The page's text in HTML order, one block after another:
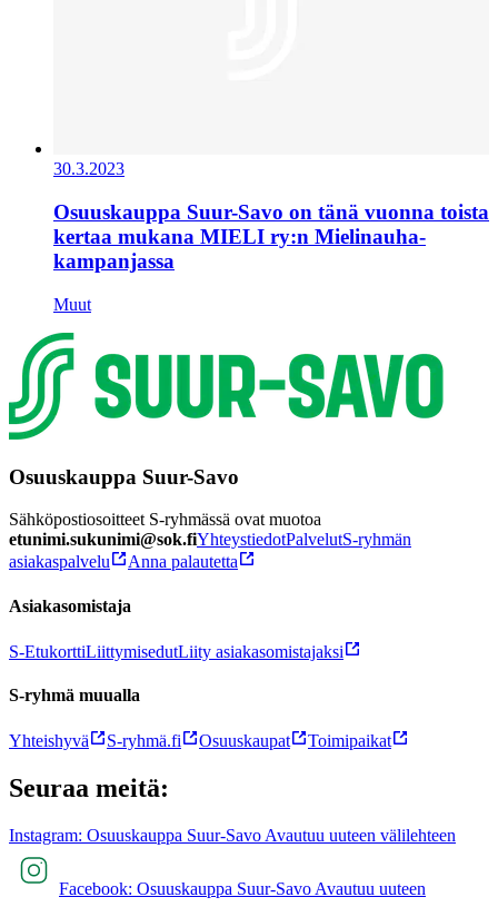
30.3.2023
Osuuskauppa Suur-Savo on tänä vuonna toista
kertaa mukana MIELI ry:n Mielinauha-
kampanjassa
Muut
Osuuskauppa Suur-Savo
Sähköpostiosoitteet S-ryhmässä ovat muotoa
etunimi.sukunimi@sok.fiYhteystiedotPalvelutS-ryhmän
asiakaspalvelu
Anna palautetta
Asiakasomistaja
S-EtukorttiLiittymisedutLiity asiakasomistajaksi
S-ryhmä muualla
Yhteishyvä S-ryhmä.fi Osuuskaupat Toimipaikat
Seuraa meitä:
Instagram: Osuuskauppa Suur-Savo Avautuu uuteen välilehteen
Facebook: Osuuskauppa Suur-Savo Avautuu uuteen